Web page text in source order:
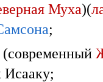
Муха)(
;
Исааку;